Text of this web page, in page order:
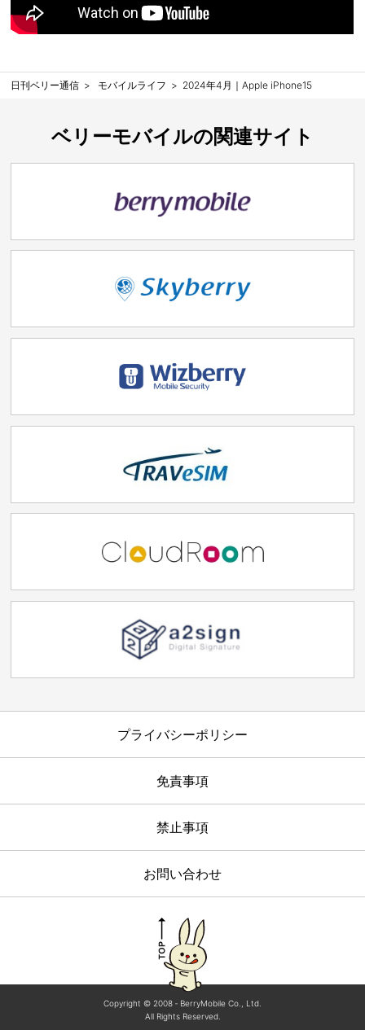
日刊ベリー通信 モバイルライフ 2024年4月｜Apple iPhone15
ベリーモバイルの関連サイト
プライバシーポリシー
免責事項
禁止事項
お問い合わせ
Copyright © 2008 ‐ BerryMobile Co., Ltd.
All Rights Reserved.